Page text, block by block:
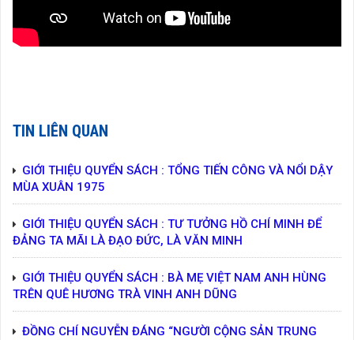
TIN LIÊN QUAN
GIỚI THIỆU QUYỂN SÁCH : TỔNG TIẾN CÔNG VÀ NỔI DẬY
MÙA XUÂN 1975
GIỚI THIỆU QUYỂN SÁCH : TƯ TƯỞNG HỒ CHÍ MINH ĐỂ
ĐẢNG TA MÃI LÀ ĐẠO ĐỨC, LÀ VĂN MINH
GIỚI THIỆU QUYỂN SÁCH : BÀ MẸ VIỆT NAM ANH HÙNG
TRÊN QUÊ HƯƠNG TRÀ VINH ANH DŨNG
ĐỒNG CHÍ NGUYỄN ĐÁNG “NGƯỜI CỘNG SẢN TRUNG